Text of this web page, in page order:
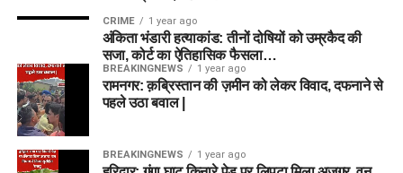
CRIME 1 year ago
अंकिता भंडारी हत्याकांड: तीनों दोषियों को उम्रकैद की
सजा, कोर्ट का ऐतिहासिक फैसला…
BREAKINGNEWS 1 year ago
रामनगर: क़ब्रिस्तान की ज़मीन को लेकर विवाद, दफनाने से
पहले उठा बवाल |
BREAKINGNEWS 1 year ago